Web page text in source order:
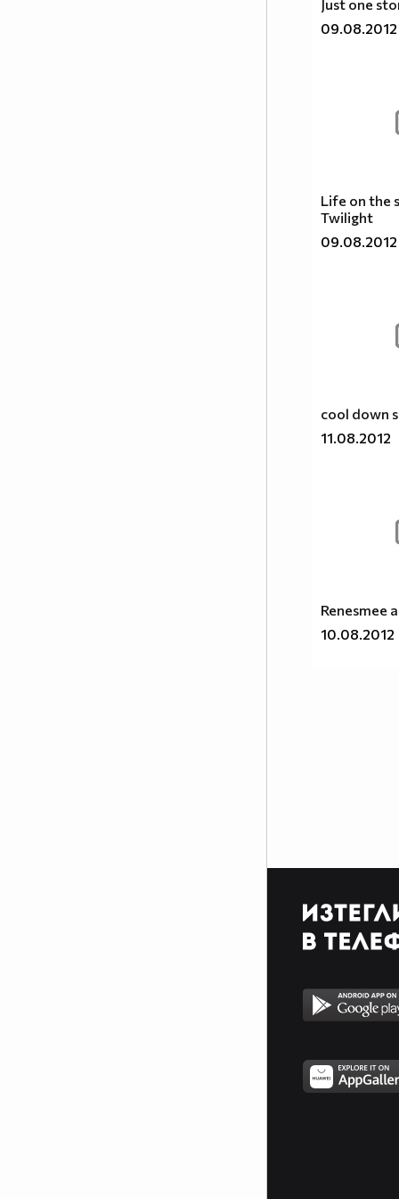
Това ,че те гледам не значи, че те харесвам ! И
Никога не плачи за това, което не плаче за теб !!!
Най-добрите и красиви неща на света не могат
паднеш, а да се изправиш всеки път, когато
Не ти е приятел този който ти бърше сълзите, а
Живота не се измерва с броя вдишвания, които
правим, а с моментите, които спират дъха ни!!!
Just one
09.08.2012
Life on the
Twilight
09.08.2012
cool down
11.08.2012
Renesmee
10.08.2012